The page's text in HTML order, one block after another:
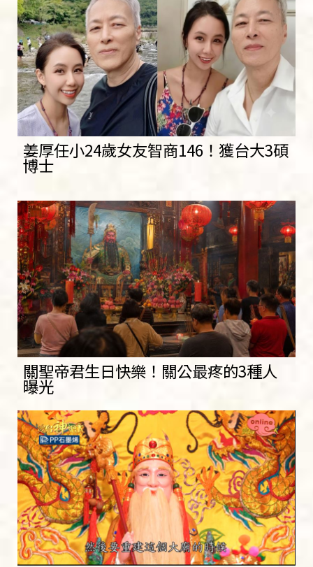
姜厚任小24歲女友智商146！獲台大3碩
博士
關聖帝君生日快樂！關公最疼的3種人
曝光